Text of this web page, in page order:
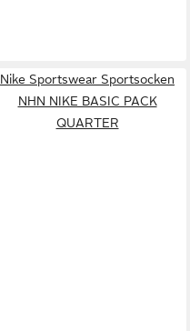
Nike Sportswear Sportsocken
NHN NIKE BASIC PACK
QUARTER